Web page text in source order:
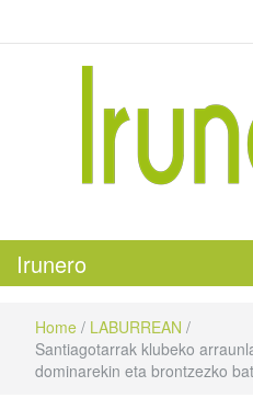
Irunero
Home / LABURREAN /
Santiagotarrak klubeko
dominarekin eta brontzezko